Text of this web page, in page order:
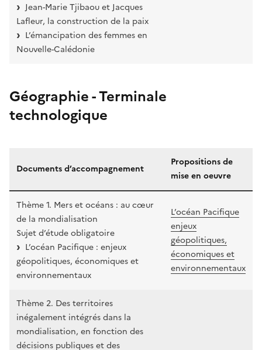
Jean-Marie Tjibaou et Jacques
Lafleur, la construction de la paix
L’émancipation des femmes en
Nouvelle-Calédonie
Géographie - Terminale
technologique
Documents d’accompagnement
Propositions de
mise en oeuvre
Thème 1. Mers et océans : au cœur
de la mondialisation
Sujet d’étude obligatoire
L’océan Pacifique : enjeux
géopolitiques, économiques et
environnementaux
L’océan Pacifique
enjeux
géopolitiques,
économiques et
environnementaux
Thème 2. Des territoires
inégalement intégrés dans la
mondialisation, en fonction des
décisions publiques et des